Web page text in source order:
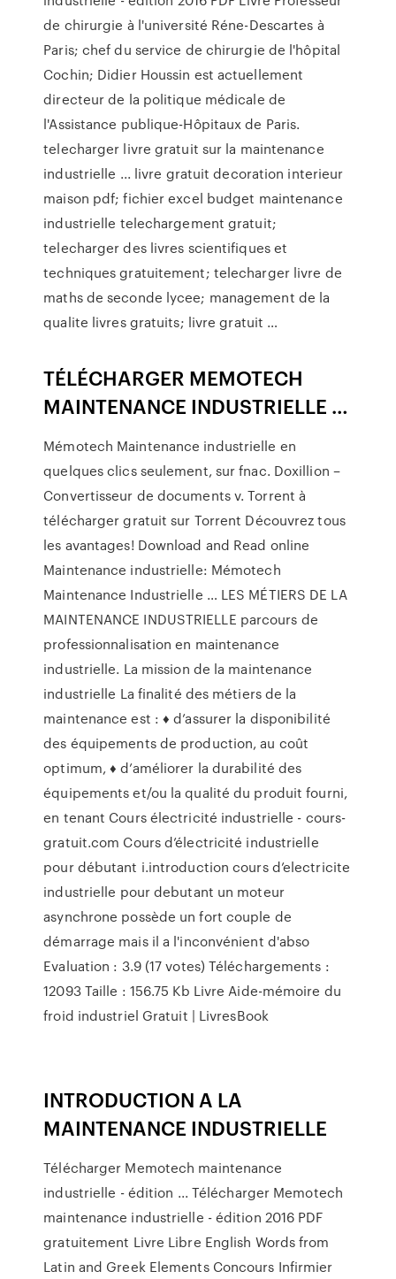
de chirurgie à l'université Réne-Descartes à
Paris; chef du service de chirurgie de l'hôpital
Cochin; Didier Houssin est actuellement
directeur de la politique médicale de
l'Assistance publique-Hôpitaux de Paris.
telecharger livre gratuit sur la maintenance
industrielle ... livre gratuit decoration interieur
maison pdf; fichier excel budget maintenance
industrielle telechargement gratuit;
telecharger des livres scientifiques et
techniques gratuitement; telecharger livre de
maths de seconde lycee; management de la
qualite livres gratuits; livre gratuit …
TÉLÉCHARGER MEMOTECH
MAINTENANCE INDUSTRIELLE …
Mémotech Maintenance industrielle en
quelques clics seulement, sur fnac. Doxillion –
Convertisseur de documents v. Torrent à
télécharger gratuit sur Torrent Découvrez tous
les avantages! Download and Read online
Maintenance industrielle: Mémotech
Maintenance Industrielle … LES MÉTIERS DE LA
MAINTENANCE INDUSTRIELLE parcours de
professionnalisation en maintenance
industrielle. La mission de la maintenance
industrielle La finalité des métiers de la
maintenance est : ♦ d’assurer la disponibilité
des équipements de production, au coût
optimum, ♦ d’améliorer la durabilité des
équipements et/ou la qualité du produit fourni,
en tenant Cours électricité industrielle - cours-
gratuit.com Cours d’électricité industrielle
pour débutant i.introduction cours d’electricite
industrielle pour debutant un moteur
asynchrone possède un fort couple de
démarrage mais il a l'inconvénient d'abso
Evaluation : 3.9 (17 votes) Téléchargements :
12093 Taille : 156.75 Kb Livre Aide-mémoire du
froid industriel Gratuit | LivresBook
INTRODUCTION A LA
MAINTENANCE INDUSTRIELLE
Télécharger Memotech maintenance
industrielle - édition ... Télécharger Memotech
maintenance industrielle - édition 2016 PDF
gratuitement Livre Libre English Words from
Latin and Greek Elements Concours Infirmier